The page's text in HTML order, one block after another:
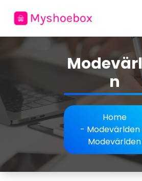
n
Home
- Modevärlden
Modevärlden